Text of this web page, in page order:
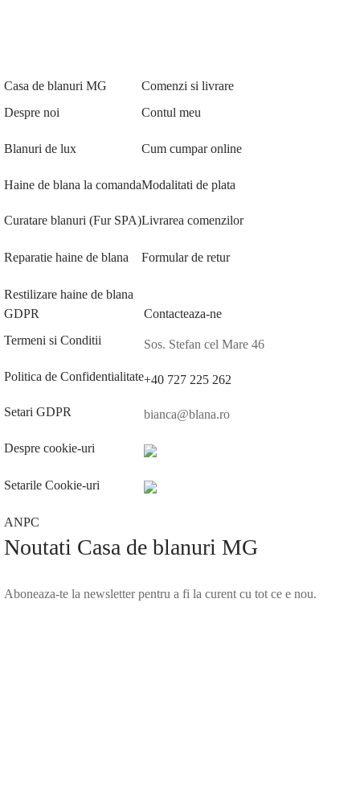
Casa de blanuri MG
Despre noi
Blanuri de lux
Haine de blana la comanda
Curatare blanuri (Fur SPA)
Reparatie haine de blana
Restilizare haine de blana
Comenzi si livrare
Contul meu
Cum cumpar online
Modalitati de plata
Livrarea comenzilor
Formular de retur
GDPR
Termeni si Conditii
Politica de Confidentialitate
Setari GDPR
Despre cookie-uri
Setarile Cookie-uri
ANPC
Contacteaza-ne
Sos. Stefan cel Mare 46
+40 727 225 262
bianca@blana.ro
Noutati Casa de blanuri MG
Aboneaza-te la newsletter pentru a fi la curent cu tot ce e nou.